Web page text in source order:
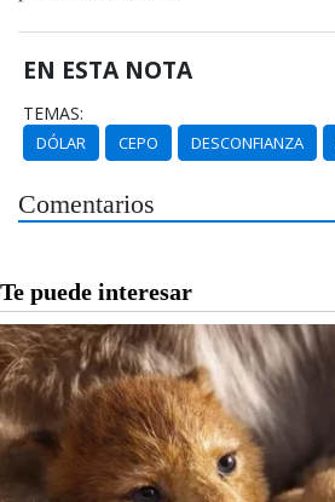
EN ESTA NOTA
TEMAS:
DÓLAR CEPO DESCONFIANZA
Comentarios